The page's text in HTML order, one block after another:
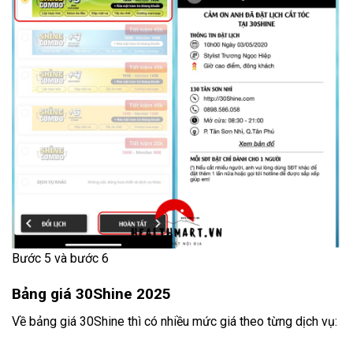
Bước 5 và bước 6
Bảng giá 30Shine 2025
Về bảng giá 30Shine thì có nhiều mức giá theo từng dịch vụ: